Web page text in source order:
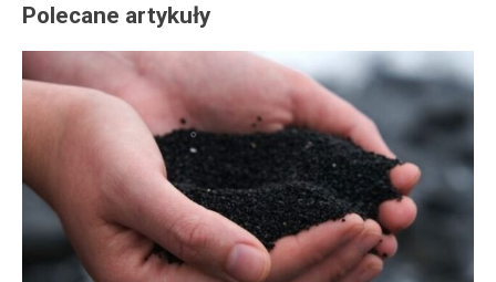
Polecane artykuły